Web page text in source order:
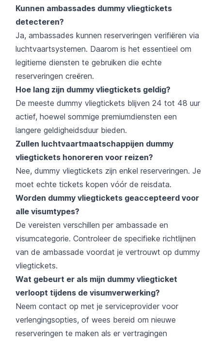
Kunnen ambassades dummy vliegtickets
detecteren?
Ja, ambassades kunnen reserveringen verifiëren via
luchtvaartsystemen. Daarom is het essentieel om
legitieme diensten te gebruiken die echte
reserveringen creëren.
Hoe lang zijn dummy vliegtickets geldig?
De meeste dummy vliegtickets blijven 24 tot 48 uur
actief, hoewel sommige premiumdiensten een
langere geldigheidsduur bieden.
Zullen luchtvaartmaatschappijen dummy
vliegtickets honoreren voor reizen?
Nee, dummy vliegtickets zijn enkel reserveringen. Je
moet echte tickets kopen vóór de reisdata.
Worden dummy vliegtickets geaccepteerd voor
alle visumtypes?
De vereisten verschillen per ambassade en
visumcategorie. Controleer de specifieke richtlijnen
van de ambassade voordat je vertrouwt op dummy
vliegtickets.
Wat gebeurt er als mijn dummy vliegticket
verloopt tijdens de visumverwerking?
Neem contact op met je serviceprovider voor
verlengingsopties, of wees bereid om nieuwe
reserveringen te maken als er vertragingen